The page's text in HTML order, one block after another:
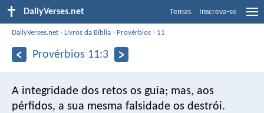
DailyVerses.net Temas Inscreva-se
DailyVerses.net ›Livros da Bíblia › Provérbios › 11
Provérbios 11:3
A integridade dos retos os guia; mas, aos
pérfidos, a sua mesma falsidade os destrói.